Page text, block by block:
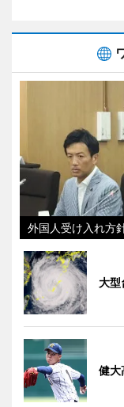
外国人受け入れ方
大型
健